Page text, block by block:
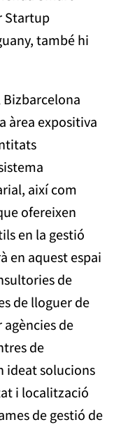
Startup
també hi
Bizbarcelona
àrea expositiva
així com
ofereixen
en la gestió
en aquest espai
de
de lloguer de
de
de
ideat solucions
i localització
de gestió de